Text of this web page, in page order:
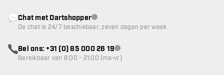
Chat met Dartshopperklantenservice niet beschikbaar
De chat is 24/7 beschikbaar, zeven dagen per week
Bel ons: +31 (0) 85 000 26 19klantenservice niet beschikbaar
Bereikbaar van 8:00 - 21:00 (ma-vr)